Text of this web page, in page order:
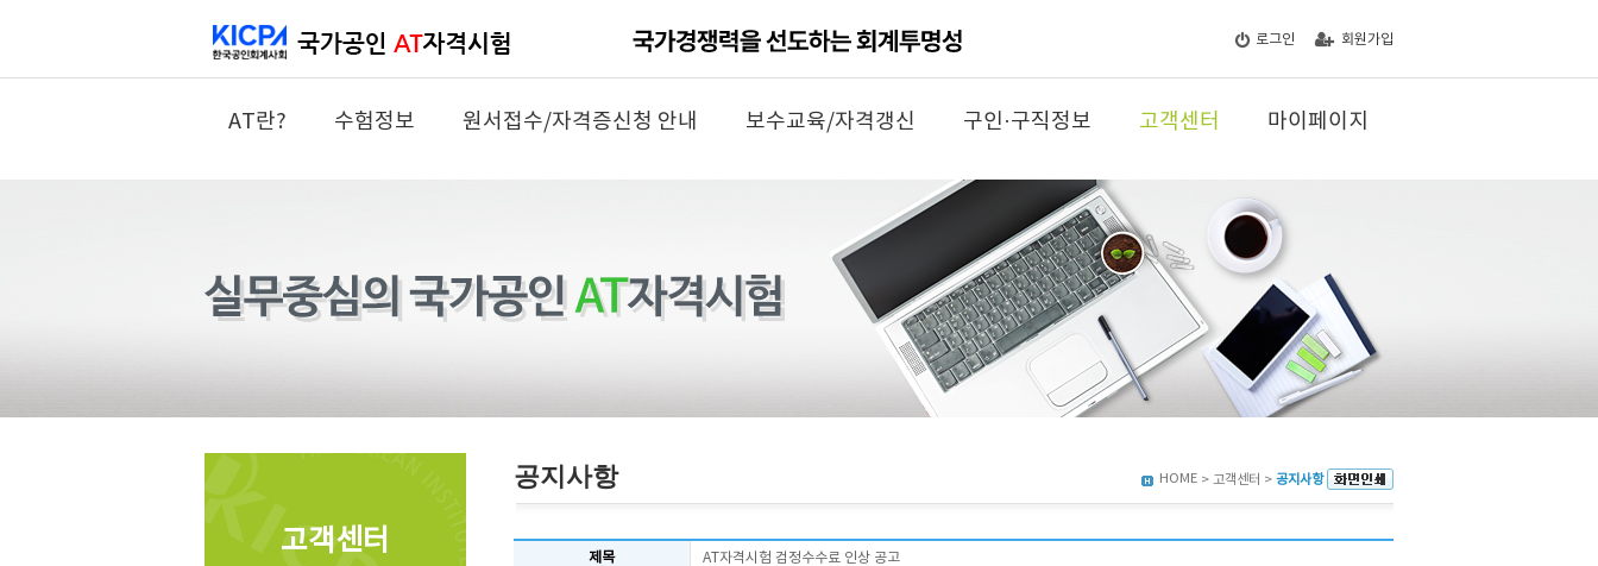
로그인 회원가입
AT란? 수험정보 원서접수/자격증신청 안내 보수교육/자격갱신 구인·구직정보 고객센터 마이페이지
고객센터
공지사항 HOME > 고객센터 > 공지사항
제목 AT자격시험 검정수수료 인상 공고